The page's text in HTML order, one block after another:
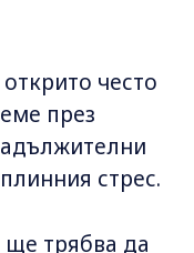
често
през
стрес.
ще трябва да